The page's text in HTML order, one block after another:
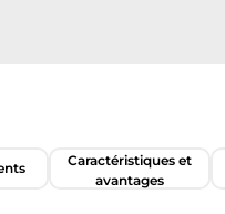
Caractéristiques et
avantages